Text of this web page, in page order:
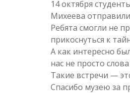
14 октября
Михеева
Ребята смогли не
прикоснуться к
А как интересно
нас не просто
Такие встречи —
Спасибо музею за